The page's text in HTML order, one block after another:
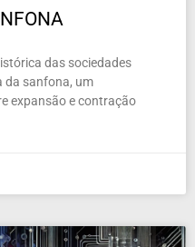
das sociedades
da sanfona, um
expansão e contração